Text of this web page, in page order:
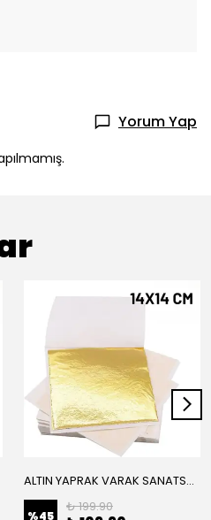
Yorum Yap
ALTIN YAPRAK VARAK SANATSAL BÜYÜK BOY FOLYO EPOKSİ REÇİNE NAİL ART 8 ADET ALTIN RENK 14X14 CM
%45
₺ 199.90